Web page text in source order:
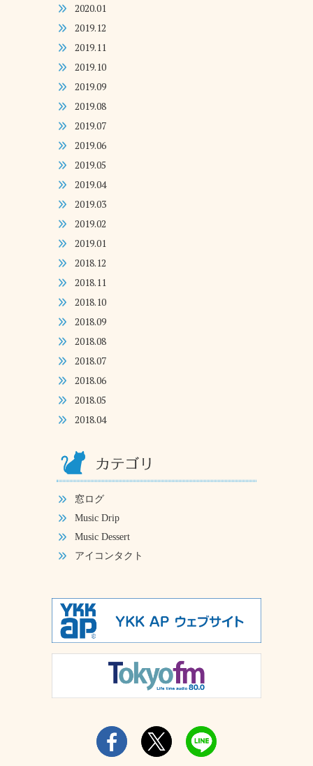
2020.01
2019.12
2019.11
2019.10
2019.09
2019.08
2019.07
2019.06
2019.05
2019.04
2019.03
2019.02
2019.01
2018.12
2018.11
2018.10
2018.09
2018.08
2018.07
2018.06
2018.05
2018.04
窓ログ
Music Drip
Music Dessert
アイコンタクト